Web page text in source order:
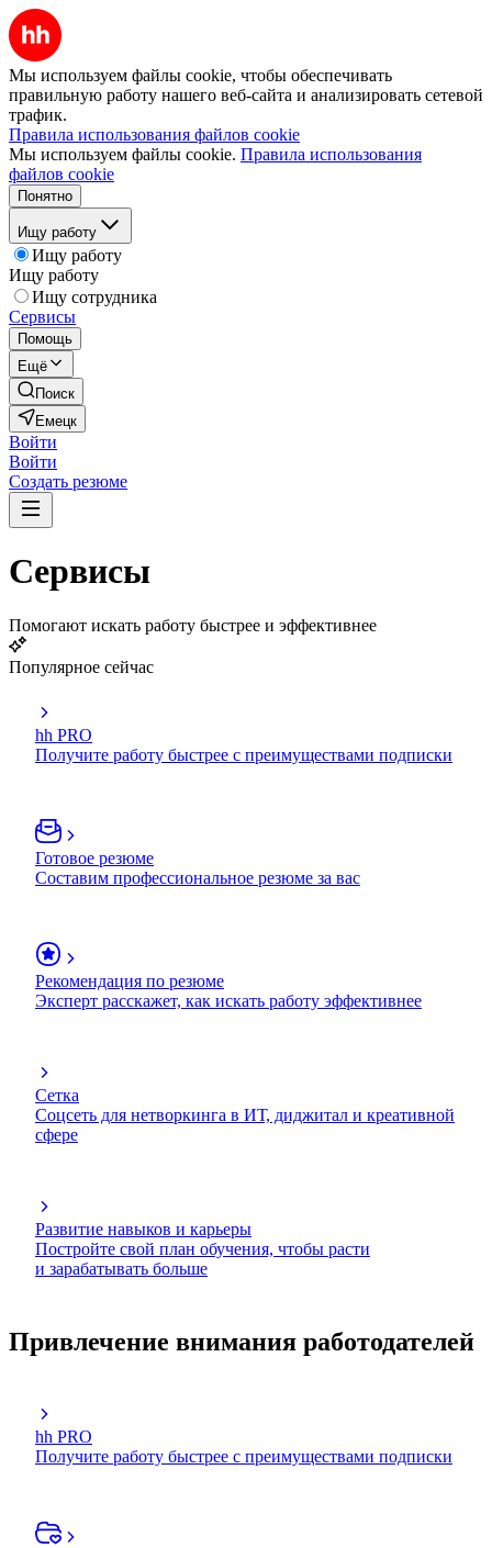
Мы используем файлы cookie, чтобы обеспечивать
правильную работу нашего веб-сайта и анализировать сетевой
трафик.
Правила использования файлов cookie
Мы используем файлы cookie. Правила использования
файлов cookie
Понятно
Ищу работу
Ищу работу
Ищу работу
Ищу сотрудника
Сервисы
Помощь
Ещё
Поиск
Емецк
Войти
Войти
Создать резюме
Сервисы
Помогают искать работу быстрее и эффективнее
Популярное сейчас
hh PRO
Получите работу быстрее с преимуществами подписки
Готовое резюме
Составим профессиональное резюме за вас
Рекомендация по резюме
Эксперт расскажет, как искать работу эффективнее
Сетка
Соцсеть для нетворкинга в ИТ, диджитал и креативной
сфере
Развитие навыков и карьеры
Постройте свой план обучения, чтобы расти
и зарабатывать больше
Привлечение внимания работодателей
hh PRO
Получите работу быстрее с преимуществами подписки